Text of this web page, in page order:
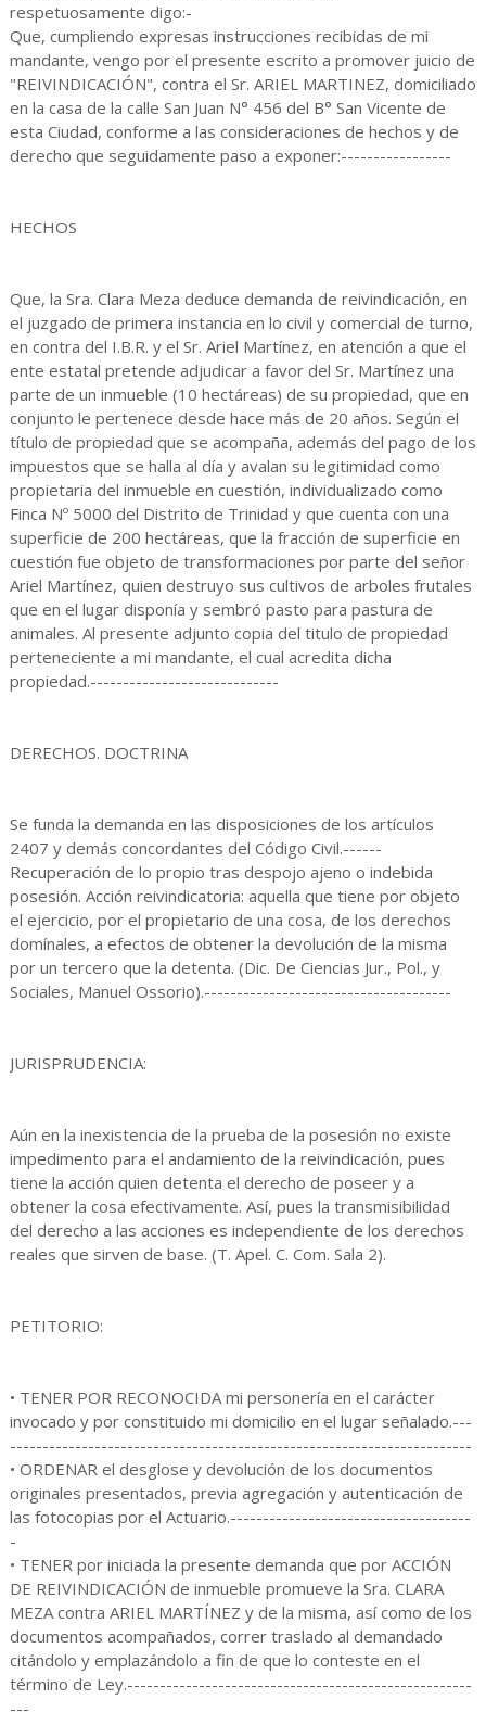
respetuosamente digo:-
Que, cumpliendo expresas instrucciones recibidas de mi
mandante, vengo por el presente escrito a promover juicio de
"REIVINDICACIÓN", contra el Sr. ARIEL MARTINEZ, domiciliado
en la casa de la calle San Juan N° 456 del B° San Vicente de
esta Ciudad, conforme a las consideraciones de hechos y de
derecho que seguidamente paso a exponer:-----------------
HECHOS
Que, la Sra. Clara Meza deduce demanda de reivindicación, en
el juzgado de primera instancia en lo civil y comercial de turno,
en contra del I.B.R. y el Sr. Ariel Martínez, en atención a que el
ente estatal pretende adjudicar a favor del Sr. Martínez una
parte de un inmueble (10 hectáreas) de su propiedad, que en
conjunto le pertenece desde hace más de 20 años. Según el
título de propiedad que se acompaña, además del pago de los
impuestos que se halla al día y avalan su legitimidad como
propietaria del inmueble en cuestión, individualizado como
Finca Nº 5000 del Distrito de Trinidad y que cuenta con una
superficie de 200 hectáreas, que la fracción de superficie en
cuestión fue objeto de transformaciones por parte del señor
Ariel Martínez, quien destruyo sus cultivos de arboles frutales
que en el lugar disponía y sembró pasto para pastura de
animales. Al presente adjunto copia del titulo de propiedad
perteneciente a mi mandante, el cual acredita dicha
propiedad.-----------------------------
DERECHOS. DOCTRINA
Se funda la demanda en las disposiciones de los artículos
2407 y demás concordantes del Código Civil.------
Recuperación de lo propio tras despojo ajeno o indebida
posesión. Acción reivindicatoria: aquella que tiene por objeto
el ejercicio, por el propietario de una cosa, de los derechos
domínales, a efectos de obtener la devolución de la misma
por un tercero que la detenta. (Dic. De Ciencias Jur., Pol., y
Sociales, Manuel Ossorio).--------------------------------------
JURISPRUDENCIA:
Aún en la inexistencia de la prueba de la posesión no existe
impedimento para el andamiento de la reivindicación, pues
tiene la acción quien detenta el derecho de poseer y a
obtener la cosa efectivamente. Así, pues la transmisibilidad
del derecho a las acciones es independiente de los derechos
reales que sirven de base. (T. Apel. C. Com. Sala 2).
PETITORIO:
• TENER POR RECONOCIDA mi personería en el carácter
invocado y por constituido mi domicilio en el lugar señalado.---
-----------------------------------------------------------------------
• ORDENAR el desglose y devolución de los documentos
originales presentados, previa agregación y autenticación de
las fotocopias por el Actuario.-------------------------------------
-
• TENER por iniciada la presente demanda que por ACCIÓN
DE REIVINDICACIÓN de inmueble promueve la Sra. CLARA
MEZA contra ARIEL MARTÍNEZ y de la misma, así como de los
documentos acompañados, correr traslado al demandado
citándolo y emplazándolo a fin de que lo conteste en el
término de Ley.-----------------------------------------------------
---